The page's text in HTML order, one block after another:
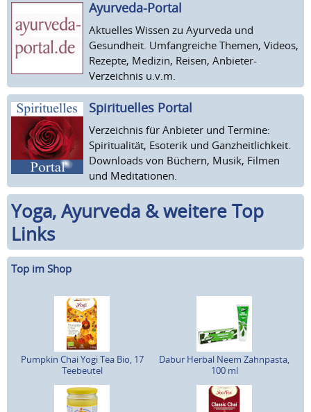
Ayurveda-Portal
Aktuelles Wissen zu Ayurveda und
Gesundheit. Umfangreiche Themen, Videos,
Rezepte, Medizin, Reisen, Anbieter-
Verzeichnis u.v.m.
Spirituelles Portal
Verzeichnis für Anbieter und Termine:
Spiritualität, Esoterik und Ganzheitlichkeit.
Downloads von Büchern, Musik, Filmen
und Meditationen.
Yoga, Ayurveda & weitere Top
Links
Top im Shop
Pumpkin Chai Yogi Tea Bio, 17
Teebeutel
Dabur Herbal Neem Zahnpasta,
100 ml